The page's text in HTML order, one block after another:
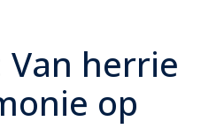
herrie
op